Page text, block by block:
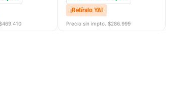
469.410
¡Retíralo YA!
Precio sin impto. $286.999